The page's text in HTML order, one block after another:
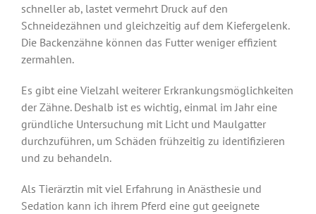
schneller ab, lastet vermehrt Druck auf den
Schneidezähnen und gleichzeitig auf dem Kiefergelenk.
Die Backenzähne können das Futter weniger effizient
zermahlen.
Es gibt eine Vielzahl weiterer Erkrankungsmöglichkeiten
der Zähne. Deshalb ist es wichtig, einmal im Jahr eine
gründliche Untersuchung mit Licht und Maulgatter
durchzuführen, um Schäden frühzeitig zu identifizieren
und zu behandeln.
Als Tierärztin mit viel Erfahrung in Anästhesie und
Sedation kann ich ihrem Pferd eine gut geeignete